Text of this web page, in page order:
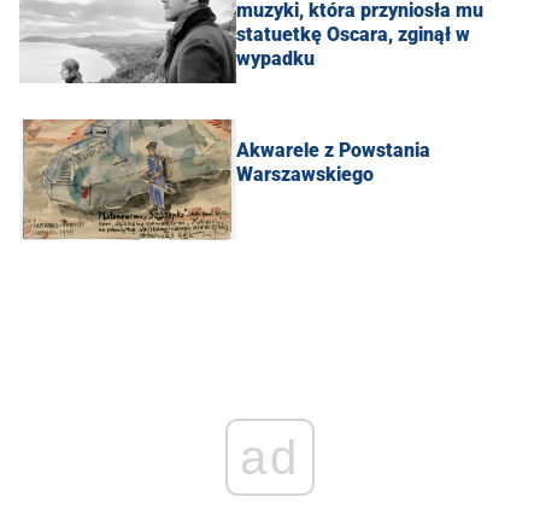
muzyki, która przyniosła mu
statuetkę Oscara, zginął w
wypadku
Akwarele z Powstania
Warszawskiego
ad